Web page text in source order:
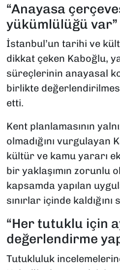
“Anayasa
yükümlülüğü var”
İstanbul’un tarihi ve
dikkat çeken Kaboğlu,
süreçlerinin anayasal
birlikte
etti.
Kent planlamasının
olmadığını vurgulayan
kültür ve kamu yararı
bir yaklaşımın zorunlu
kapsamda yapılan
sınırlar içinde kaldığını
“Her tutuklu için
değerlendirme
Tutukluluk